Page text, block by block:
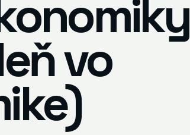
vo